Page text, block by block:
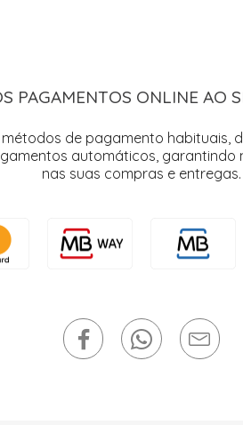
PAGAMENTOS ONLINE AO
de pagamento habituais,
automáticos, garantindo
nas suas compras e entregas.